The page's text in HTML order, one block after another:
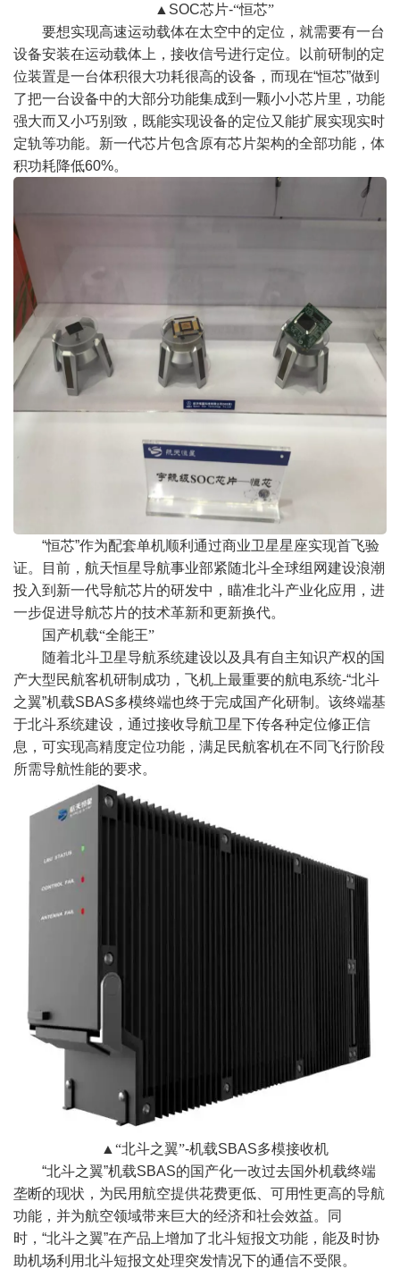
▲ SOC芯片-“恒芯”
要想实现高速运动载体在太空中的定位，就需要有一台
设备安装在运动载体上，接收信号进行定位。以前研制的定
位装置是一台体积很大功耗很高的设备，而现在“恒芯”做到
了把一台设备中的大部分功能集成到一颗小小芯片里，功能
强大而又小巧别致，既能实现设备的定位又能扩展实现实时
定轨等功能。新一代芯片包含原有芯片架构的全部功能，体
积功耗降低60%。
“恒芯”作为配套单机顺利通过商业卫星星座实现首飞验
证。目前，航天恒星导航事业部紧随北斗全球组网建设浪潮
投入到新一代导航芯片的研发中，瞄准北斗产业化应用，进
一步促进导航芯片的技术革新和更新换代。
国产机载“全能王”
随着北斗卫星导航系统建设以及具有自主知识产权的国
产大型民航客机研制成功，飞机上最重要的航电系统-“北斗
之翼”机载SBAS多模终端也终于完成国产化研制。该终端基
于北斗系统建设，通过接收导航卫星下传各种定位修正信
息，可实现高精度定位功能，满足民航客机在不同飞行阶段
所需导航性能的要求。
▲“北斗之翼”-机载SBAS多模接收机
“北斗之翼”机载SBAS的国产化一改过去国外机载终端
垄断的现状，为民用航空提供花费更低、可用性更高的导航
功能，并为航空领域带来巨大的经济和社会效益。同
时， “北斗之翼”在产品上增加了北斗短报文功能，能及时协
助机场利用北斗短报文处理突发情况下的通信不受限。